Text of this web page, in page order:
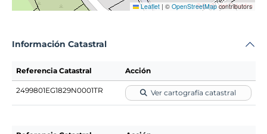
Leaflet | © OpenStreetMapcontributors
Información Catastral
Referencia Catastral Acción
2499801EG1829N0001TR Ver cartografía catastral